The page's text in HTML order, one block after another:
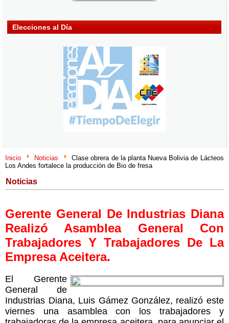
Elecciones al Día
Inicio Noticias
Clase obrera de la planta Nueva Bolivia de Lácteos
Los Andes fortalece la producción de Bio de fresa
Noticias
Gerente General De Industrias Diana
Realizó Asamblea General Con
Trabajadores Y Trabajadores De La
Empresa Aceitera.
El Gerente
General de
Industrias Diana, Luis Gámez González, realizó este
viernes una asamblea con los trabajadores y